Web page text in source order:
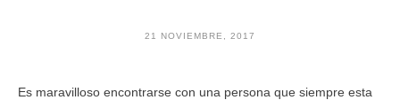
21 NOVIEMBRE, 2017
Es maravilloso encontrarse con una persona que siempre esta